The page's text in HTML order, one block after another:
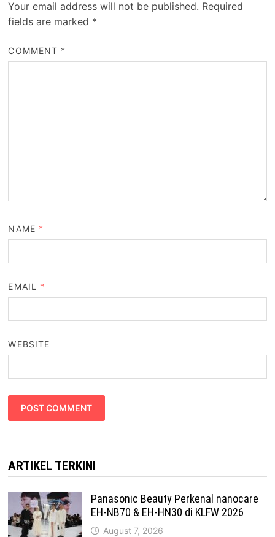
Your email address will not be published. Required
fields are marked *
COMMENT *
NAME *
EMAIL *
WEBSITE
ARTIKEL TERKINI
Panasonic Beauty Perkenal nanocare
EH-NB70 & EH-HN30 di KLFW 2026
August 7, 2026